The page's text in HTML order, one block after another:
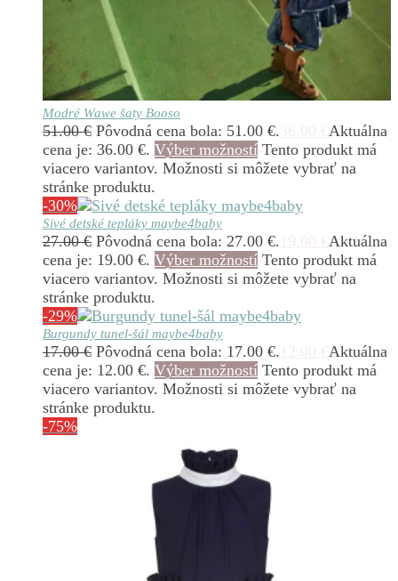
Modré Wawe šaty Booso
51.00€ Pôvodná cena bola: 51.00 €.
Aktuálna
cena je: 36.00 €. Výber možností Tento produkt má
viacero variantov. Možnosti si môžete vybrať na
stránke produktu.
-30%
Sivé detské tepláky maybe4baby
27.00€ Pôvodná cena bola: 27.00 €.
Aktuálna
cena je: 19.00 €. Výber možností Tento produkt má
viacero variantov. Možnosti si môžete vybrať na
stránke produktu.
-29%
Burgundy tunel-šál maybe4baby
17.00€ Pôvodná cena bola: 17.00 €.
Aktuálna
cena je: 12.00 €. Výber možností Tento produkt má
viacero variantov. Možnosti si môžete vybrať na
stránke produktu.
-75%